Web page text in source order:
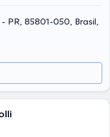
PR, 85801-050, Brasil,